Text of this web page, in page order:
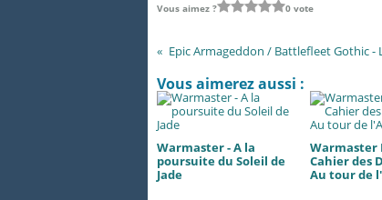
Vous aimez ? 0 vote
Epic Armageddon / Battlefleet Gothic
Vous aimerez aussi :
Warmaster - A la
poursuite du Soleil de
Jade
Warmaster
Cahier des
Au tour de